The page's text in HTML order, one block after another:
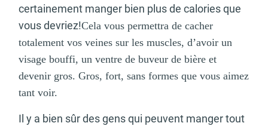
certainement manger bien plus de calories que
vous devriez!Cela vous permettra de cacher
totalement vos veines sur les muscles, d’avoir un
visage bouffi, un ventre de buveur de bière et
devenir gros. Gros, fort, sans formes que vous aimez
tant voir.
Il y a bien sûr des gens qui peuvent manger tout